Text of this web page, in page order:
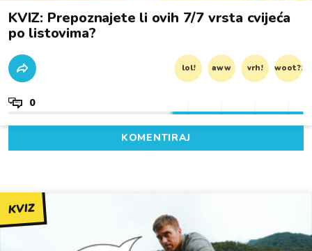
KVIZ: Prepoznajete li ovih 7/7 vrsta cvijeća
po listovima?
lol! aww vrh! woot?!
0
KOMENTIRAJ
KVIZ